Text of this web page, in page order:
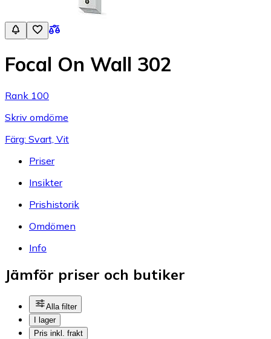
Focal On Wall 302
Rank 100
Skriv omdöme
Färg: Svart, Vit
Priser
Insikter
Prishistorik
Omdömen
Info
Jämför priser och butiker
Alla filter
I lager
Pris inkl. frakt